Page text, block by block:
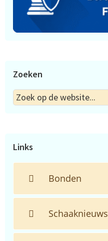
Zoeken
Zoek
op
Links
Bonden
Schaaknieuws